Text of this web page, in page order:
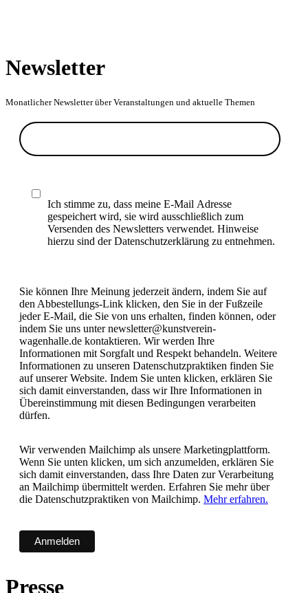
Newsletter
Monatlicher Newsletter über Veranstaltungen und aktuelle Themen
Ich stimme zu, dass meine E-Mail Adresse
gespeichert wird, sie wird ausschließlich zum
Versenden des Newsletters verwendet. Hinweise
hierzu sind der Datenschutzerklärung zu entnehmen.
Sie können Ihre Meinung jederzeit ändern, indem Sie auf
den Abbestellungs-Link klicken, den Sie in der Fußzeile
jeder E-Mail, die Sie von uns erhalten, finden können, oder
indem Sie uns unter newsletter@kunstverein-
wagenhalle.de kontaktieren. Wir werden Ihre
Informationen mit Sorgfalt und Respekt behandeln. Weitere
Informationen zu unseren Datenschutzpraktiken finden Sie
auf unserer Website. Indem Sie unten klicken, erklären Sie
sich damit einverstanden, dass wir Ihre Informationen in
Übereinstimmung mit diesen Bedingungen verarbeiten
dürfen.
Wir verwenden Mailchimp als unsere Marketingplattform.
Wenn Sie unten klicken, um sich anzumelden, erklären Sie
sich damit einverstanden, dass Ihre Daten zur Verarbeitung
an Mailchimp übermittelt werden. Erfahren Sie mehr über
die Datenschutzpraktiken von Mailchimp. Mehr erfahren.
Presse